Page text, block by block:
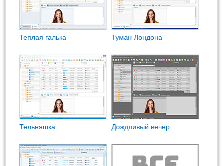
Теплая галька Туман Лондона
Тельняшка Дождливый вечер